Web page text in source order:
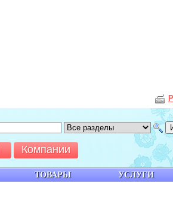
ТОВАРЫ УСЛУГИ
Компании